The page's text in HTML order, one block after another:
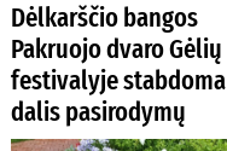
Dėlkarščio bangos
Pakruojo dvaro Gėlių
festivalyje stabdoma
dalis pasirodymų